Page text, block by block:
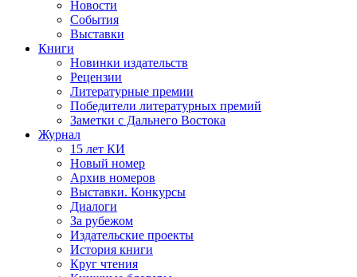
Новости
События
Выставки
Книги
Новинки издательств
Рецензии
Литературные премии
Победители литературных премий
Заметки с Дальнего Востока
Журнал
15 лет КИ
Новый номер
Архив номеров
Выставки. Конкурсы
Диалоги
За рубежом
Издательские проекты
История книги
Круг чтения